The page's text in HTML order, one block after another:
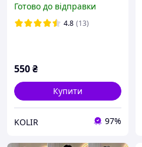
Готово до відправки
4.8 (13)
550₴
Купити
KOLIR 97%